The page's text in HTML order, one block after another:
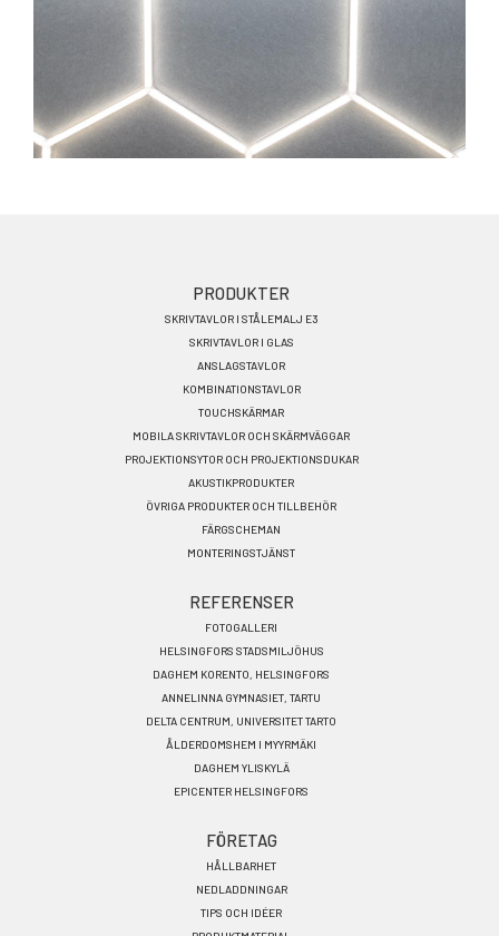
PRODUKTER
SKRIVTAVLOR I STÅLEMALJ E3
SKRIVTAVLOR I GLAS
ANSLAGSTAVLOR
KOMBINATIONSTAVLOR
TOUCHSKÄRMAR
MOBILA SKRIVTAVLOR OCH SKÄRMVÄGGAR
PROJEKTIONSYTOR OCH PROJEKTIONSDUKAR
AKUSTIKPRODUKTER
ÖVRIGA PRODUKTER OCH TILLBEHÖR
FÄRGSCHEMAN
MONTERINGSTJÄNST
REFERENSER
FOTOGALLERI
HELSINGFORS STADSMILJÖHUS
DAGHEM KORENTO, HELSINGFORS
ANNELINNA GYMNASIET, TARTU
DELTA CENTRUM, UNIVERSITET TARTO
ÅLDERDOMSHEM I MYYRMÄKI
DAGHEM YLISKYLÄ
EPICENTER HELSINGFORS
FÖRETAG
HÅLLBARHET
NEDLADDNINGAR
TIPS OCH IDÉER